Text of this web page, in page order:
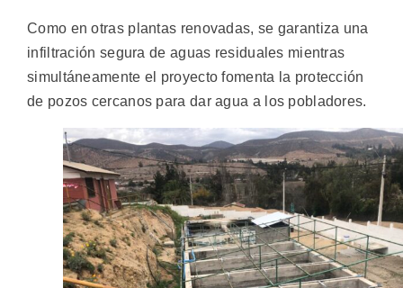
Como en otras plantas renovadas, se garantiza una
infiltración segura de aguas residuales mientras
simultáneamente el proyecto fomenta la protección
de pozos cercanos para dar agua a los pobladores.